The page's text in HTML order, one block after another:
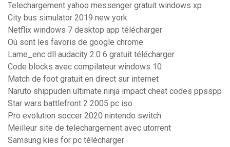
Telechargement yahoo messenger gratuit windows xp
City bus simulator 2019 new york
Netflix windows 7 desktop app télécharger
Où sont les favoris de google chrome
Lame_enc dll audacity 2.0 6 gratuit télécharger
Code blocks avec compilateur windows 10
Match de foot gratuit en direct sur internet
Naruto shippuden ultimate ninja impact cheat codes ppsspp
Star wars battlefront 2 2005 pc iso
Pro evolution soccer 2020 nintendo switch
Meilleur site de telechargement avec utorrent
Samsung kies for pc télécharger